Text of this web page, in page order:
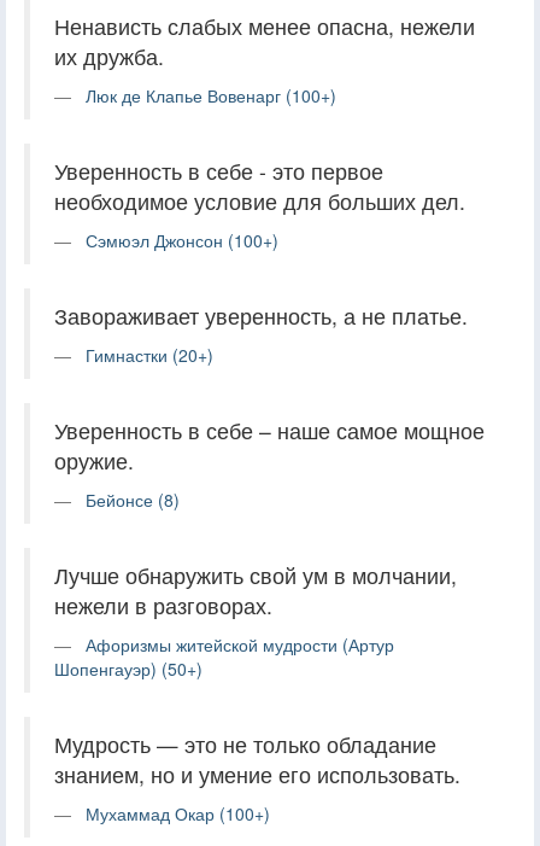
Ненависть слабых менее опасна, нежели
их дружба.
Люк де Клапье Вовенарг (100+)
Уверенность в себе - это первое
необходимое условие для больших дел.
Сэмюэл Джонсон (100+)
Завораживает уверенность, а не платье.
Гимнастки (20+)
Уверенность в себе – наше самое мощное
оружие.
Бейонсе (8)
Лучше обнаружить свой ум в молчании,
нежели в разговорах.
Афоризмы житейской мудрости (Артур
Шопенгауэр) (50+)
Мудрость — это не только обладание
знанием, но и умение его использовать.
Мухаммад Окар (100+)